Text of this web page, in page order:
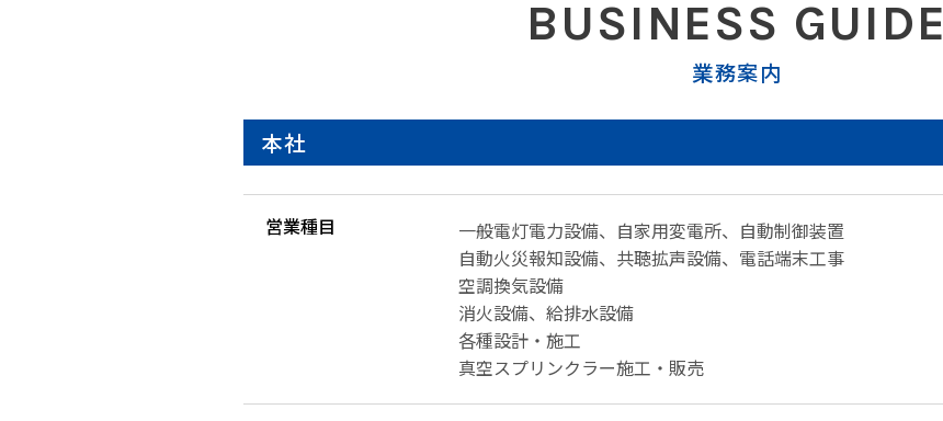
BUSINESS GUIDE
業務案内
本社
営業種目
一般電灯電力設備、自家用変電所、自動制御装置
自動火災報知設備、共聴拡声設備、電話端末工事
空調換気設備
消火設備、給排水設備
各種設計・施工
真空スプリンクラー施工・販売